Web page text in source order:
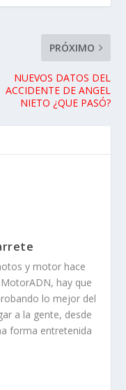
hay que
lo mejor del
a la gente, desde
forma entretenida